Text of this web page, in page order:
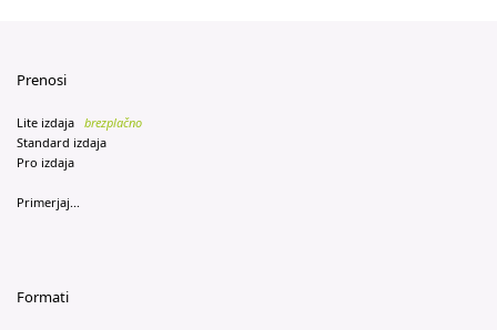
Prenosi
Lite izdaja brezplačno
Standard izdaja
Pro izdaja
Primerjaj...
Formati